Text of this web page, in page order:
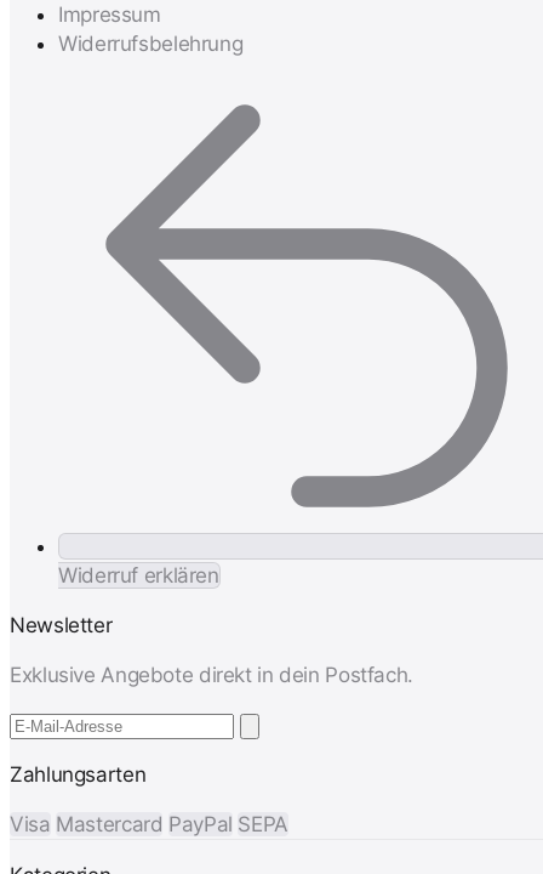
Impressum
Widerrufsbelehrung
Widerruf erklären
Newsletter
Exklusive Angebote direkt in dein Postfach.
Zahlungsarten
Visa Mastercard PayPal SEPA